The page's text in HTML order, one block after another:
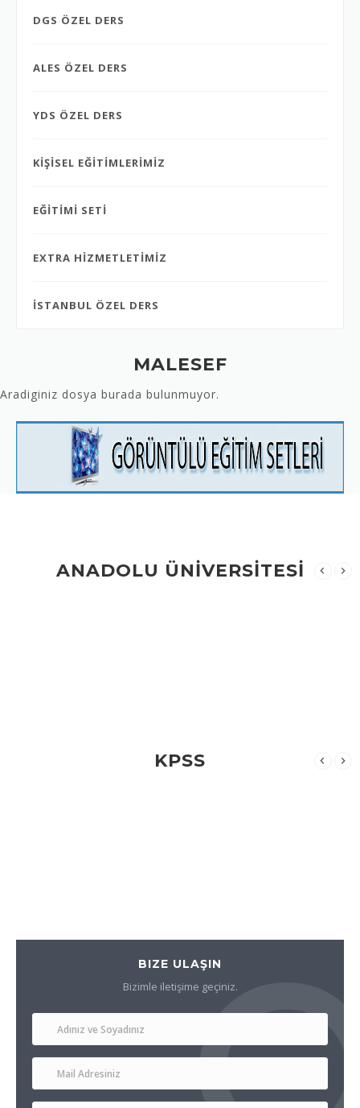
DGS ÖZEL DERS
ALES ÖZEL DERS
YDS ÖZEL DERS
KİŞİSEL EĞİTİMLERİMİZ
EĞİTİMİ SETİ
EXTRA HİZMETLETİMİZ
İSTANBUL ÖZEL DERS
MALESEF
Aradiginiz dosya burada bulunmuyor.
ANADOLU ÜNİVERSİTESİ
KPSS
BIZE ULAŞIN
Bizimle iletişime geçiniz.